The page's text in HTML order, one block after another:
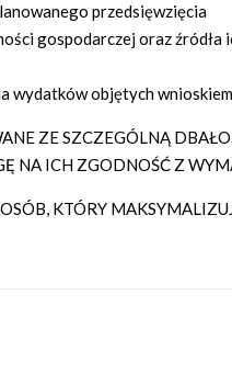
przedsięwzięcia
gospodarczej oraz źródła
wydatków objętych wnioskiem
ZE SZCZEGÓLNĄ
NA ICH ZGODNOŚĆ Z
KTÓRY